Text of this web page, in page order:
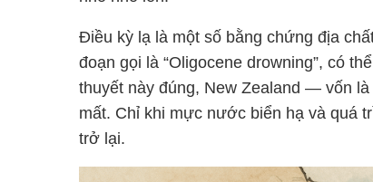
Điều kỳ lạ là một số bằng chứng địa
đoạn gọi là “Oligocene drowning”, có
thuyết này đúng, New Zealand — vốn
mất. Chỉ khi mực nước biển hạ và quá
trở lại.